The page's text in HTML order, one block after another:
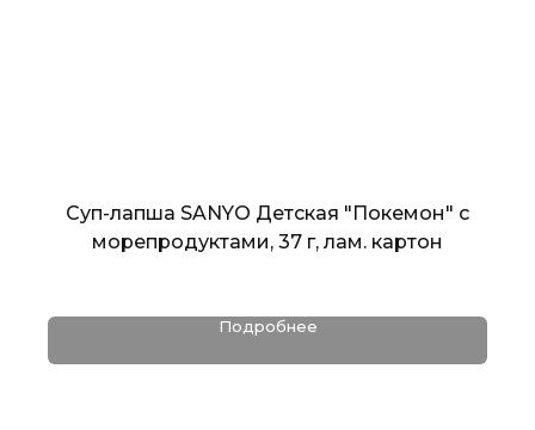
Суп-лапша SANYO Детская "Покемон" с
морепродуктами, 37 г, лам. картон
Подробнее